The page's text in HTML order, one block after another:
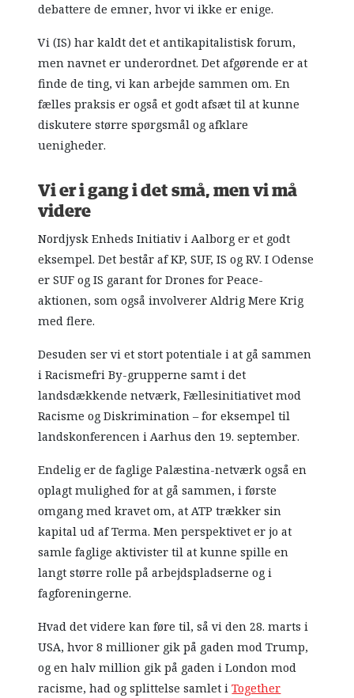
debattere de emner, hvor vi ikke er enige.
Vi (IS) har kaldt det et antikapitalistisk forum,
men navnet er underordnet. Det afgørende er at
finde de ting, vi kan arbejde sammen om. En
fælles praksis er også et godt afsæt til at kunne
diskutere større spørgsmål og afklare
uenigheder.
Vi er i gang i det små, men vi må
videre
Nordjysk Enheds Initiativ i Aalborg er et godt
eksempel. Det består af KP, SUF, IS og RV. I Odense
er SUF og IS garant for Drones for Peace-
aktionen, som også involverer Aldrig Mere Krig
med flere.
Desuden ser vi et stort potentiale i at gå sammen
i Racismefri By-grupperne samt i det
landsdækkende netværk, Fællesinitiativet mod
Racisme og Diskrimination – for eksempel til
landskonferencen i Aarhus den 19. september.
Endelig er de faglige Palæstina-netværk også en
oplagt mulighed for at gå sammen, i første
omgang med kravet om, at ATP trækker sin
kapital ud af Terma. Men perspektivet er jo at
samle faglige aktivister til at kunne spille en
langt større rolle på arbejdspladserne og i
fagforeningerne.
Hvad det videre kan føre til, så vi den 28. marts i
USA, hvor 8 millioner gik på gaden mod Trump,
og en halv million gik på gaden i London mod
racisme, had og splittelse samlet iTogether